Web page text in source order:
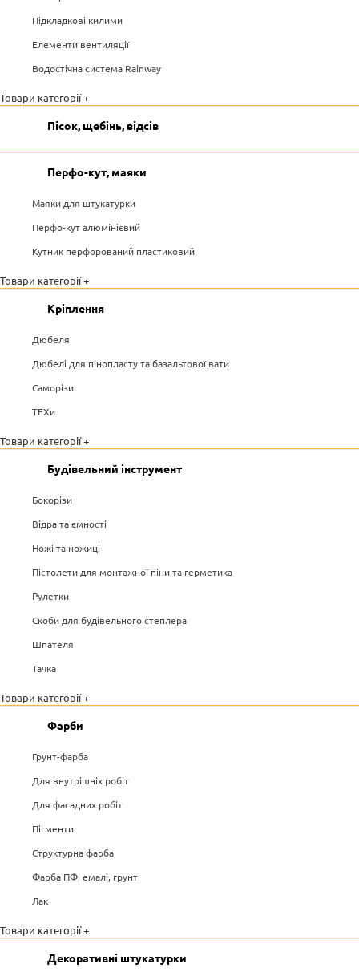
Підкладкові килими
Елементи вентиляції
Водостічна система Rainway
Товари категорії +
Пісок, щебінь, відсів
Перфо-кут, маяки
Маяки для штукатурки
Перфо-кут алюмінієвий
Кутник перфорований пластиковий
Товари категорії +
Кріплення
Дюбеля
Дюбелі для пінопласту та базальтової вати
Саморізи
ТЕХи
Товари категорії +
Будівельний інструмент
Бокорізи
Відра та ємності
Ножі та ножиці
Пістолети для монтажної піни та герметика
Рулетки
Скоби для будівельного степлера
Шпателя
Тачка
Товари категорії +
Фарби
Грунт-фарба
Для внутрішніх робіт
Для фасадних робіт
Пігменти
Структурна фарба
Фарба ПФ, емалі, грунт
Лак
Товари категорії +
Декоративні штукатурки